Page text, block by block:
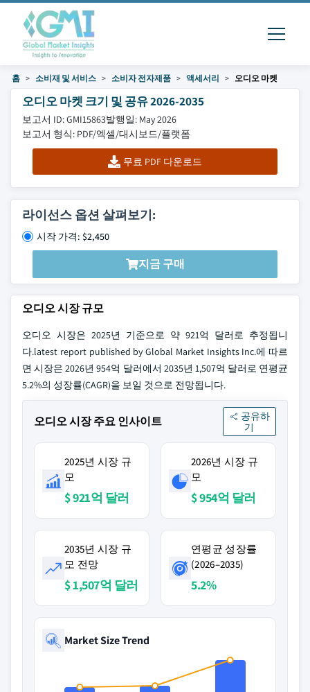
홈 소비재 및 서비스 소비자 전자제품 액세서리 오디오 마켓
오디오 마켓 크기 및 공유 2026-2035
보고서 ID: GMI15863발행일: May 2026
보고서 형식: PDF/엑셀/대시보드/플랫폼
무료 PDF 다운로드
라이선스 옵션 살펴보기:
시작 가격: $2,450
지금 구매
오디오 시장 규모
오디오 시장은 2025년 기준으로 약 921억 달러로 추정됩니
다.latest report published by Global Market Insights Inc.에 따르
면 시장은 2026년 954억 달러에서 2035년 1,507억 달러로 연평균
5.2%의 성장률(CAGR)을 보일 것으로 전망됩니다.
오디오 시장 주요 인사이트
공유하
기
2025년 시장 규
모
$ 921억 달러
2026년 시장 규
모
$ 954억 달러
2035년 시장 규
모 전망
$ 1,507억 달러
연평균 성장률
(2026–2035)
5.2%
Market Size Trend